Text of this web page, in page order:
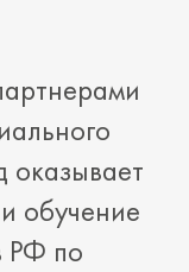
оказывает
обучение
РФ по